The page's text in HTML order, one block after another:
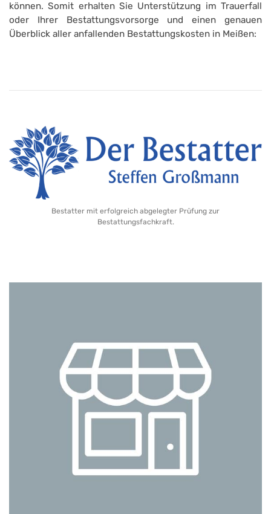
können. Somit erhalten Sie Unterstützung im Trauerfall
oder Ihrer Bestattungsvorsorge und einen genauen
Überblick aller anfallenden Bestattungskosten in Meißen:
Bestatter mit erfolgreich abgelegter Prüfung zur
Bestattungsfachkraft.